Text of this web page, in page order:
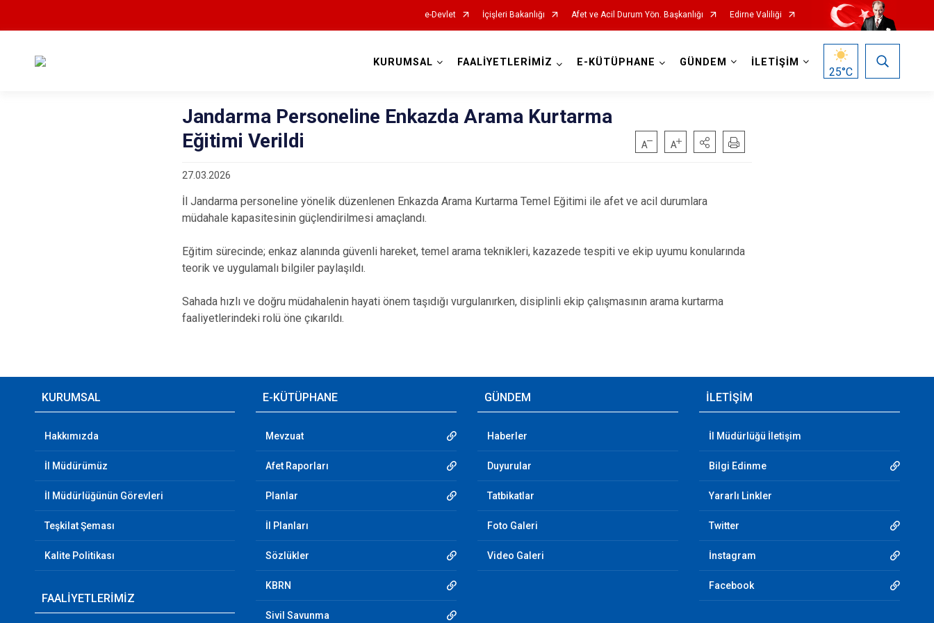
e-Devlet İçişleri Bakanlığı Afet ve Acil Durum Yön. Başkanlığı Edirne Valiliği
KURUMSAL FAALİYETLERİMİZ E-KÜTÜPHANE GÜNDEM İLETİŞİM
25°C
Jandarma Personeline Enkazda Arama Kurtarma
Eğitimi Verildi
27.03.2026
İl Jandarma personeline yönelik düzenlenen Enkazda Arama Kurtarma Temel Eğitimi ile afet ve acil durumlara
müdahale kapasitesinin güçlendirilmesi amaçlandı.
Eğitim sürecinde; enkaz alanında güvenli hareket, temel arama teknikleri, kazazede tespiti ve ekip uyumu konularında
teorik ve uygulamalı bilgiler paylaşıldı.
Sahada hızlı ve doğru müdahalenin hayati önem taşıdığı vurgulanırken, disiplinli ekip çalışmasının arama kurtarma
faaliyetlerindeki rolü öne çıkarıldı.
KURUMSAL
Hakkımızda
İl Müdürümüz
İl Müdürlüğünün Görevleri
Teşkilat Şeması
Kalite Politikası
FAALİYETLERİMİZ
E-KÜTÜPHANE
Mevzuat
Afet Raporları
Planlar
İl Planları
Sözlükler
KBRN
Sivil Savunma
GÜNDEM
Haberler
Duyurular
Tatbikatlar
Foto Galeri
Video Galeri
İLETİŞİM
İl Müdürlüğü İletişim
Bilgi Edinme
Yararlı Linkler
Twitter
İnstagram
Facebook